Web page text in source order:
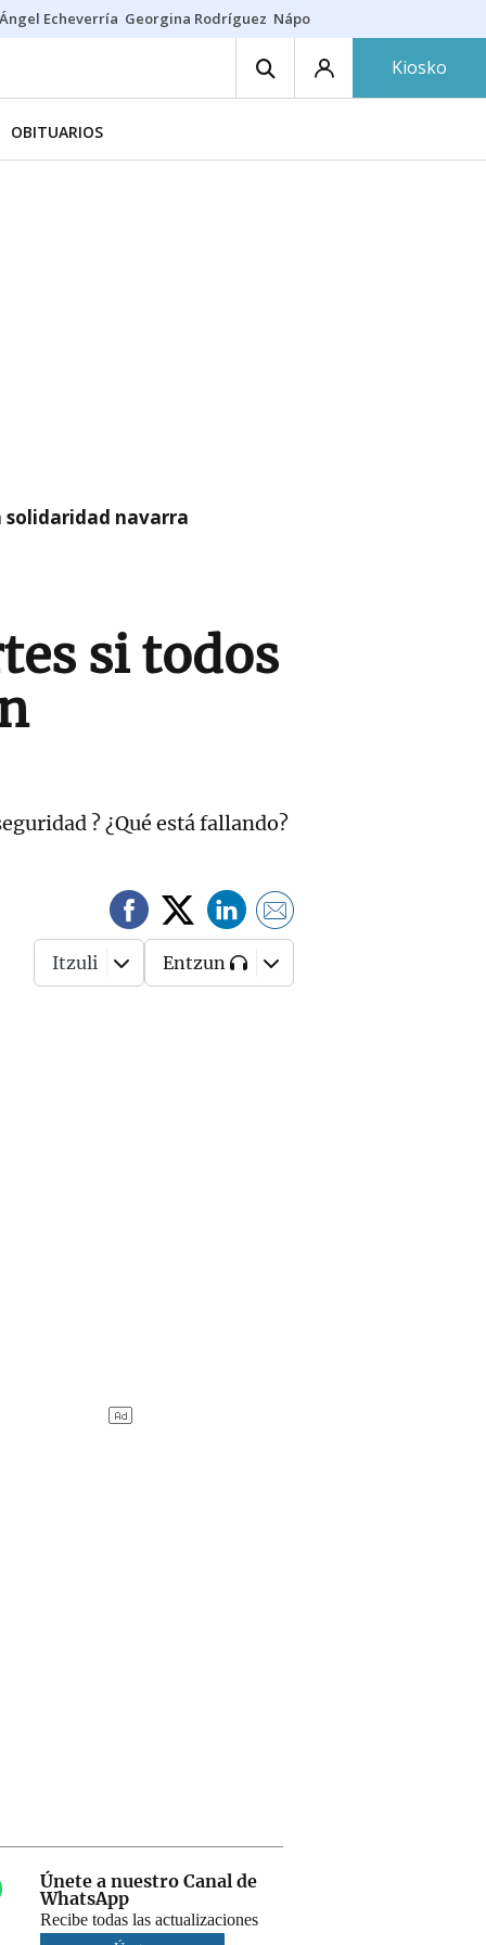
Ángel Echeverría Georgina Rodríguez Nápoles - Osasuna
Kiosko
OBITUARIOS
solidaridad navarra
si todos
? ¿Qué está fallando?
Itzuli Entzun
Únete a nuestro Canal de
WhatsApp
Recibe todas las actualizaciones